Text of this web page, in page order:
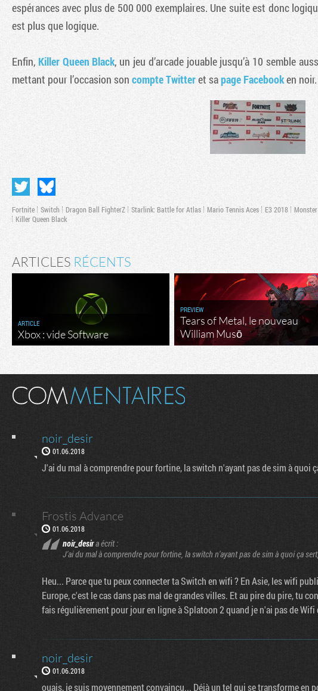
espérances avec plus de 500 000 exemplaires. Une suite est donc
est plus que logique.
Enfin, Killer Queen Black, un jeu d’arcade jouable jusqu’à 10 semble
mettant pour l’occasion son compte Twitteret sapage Facebooken noir.
Fortnite Switch Dragon Ball FighterZ Starlink: Battle for Atlas Mario Tennis Aces E3 2018
Killer Queen Black
ARTICLES RÉCENTS
ARTICLE
Xbox : vide Software
PREVIEW
Tears of Metal, le nouveau
William Musō
noir_desir
01.06.2018
J'ai du mal à comprendre pour fortine, la switch n'ayant pas de sim à quoi
Frostis Advance
01.06.2018
noir_desira écrit :
J'ai du mal à comprendre pour fortine, la switch n'ayant pas de sim à quoi ça
Heu... Parce que tu peux connecter ta Switch en wifi ? En Asie, les wifi
Europe, c'est le cas dans pas mal de grandes villes. Et au pire du pire, tu
fais régulièrement pour jour en ligne à Splatoon 2 quand je n'ai pas de Wifi
noir_desir
01.06.2018
ouais, je suis moyennement convaincu... Déjà un tel qui se transforme en